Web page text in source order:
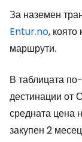
За наземен
Entur.no, която
маршрути.
В таблицата
дестинации от
средната цена
закупен 2